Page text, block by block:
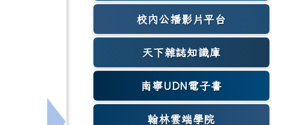
校內公播影片平台
天下雜誌知識庫
(另開新視窗)
南寧UDN電子書
翰林雲端學院